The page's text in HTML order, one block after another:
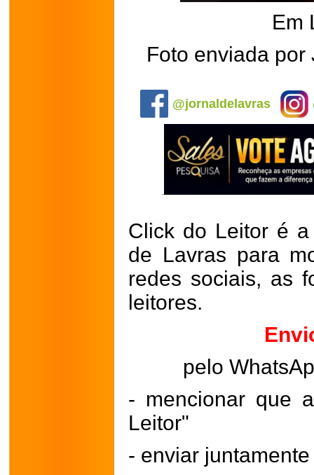
Em
Foto enviada por
@jornaldelavras
Click do Leitor é
de Lavras para
redes sociais, as
leitores.
pelo
- mencionar que
Leitor"
- enviar